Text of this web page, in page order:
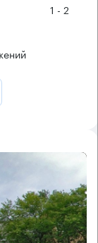
1 - 2